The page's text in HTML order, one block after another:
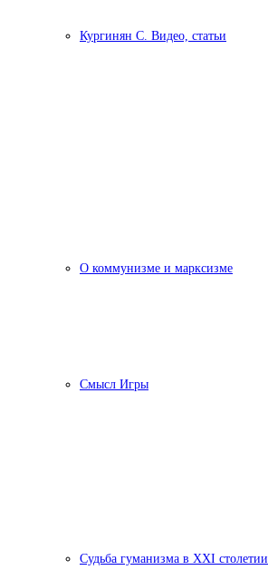
Кургинян С. Видео, статьи
О коммунизме и марксизме
Смысл Игры
Судьба гуманизма в XXI столетии